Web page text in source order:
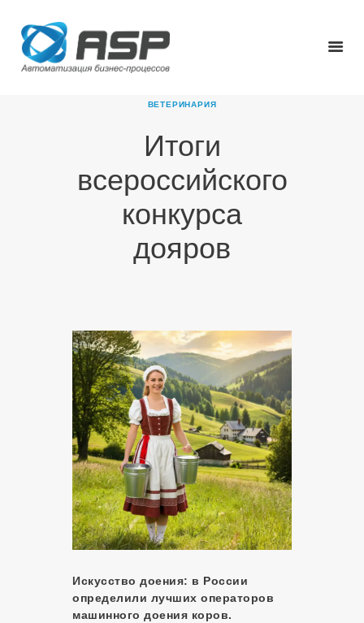
ВЕТЕРИНАРИЯ
Итоги
всероссийского
конкурса
дояров
О КОМПАНИИ
НОВОСТИ
КАРЬЕРА
Искусство доения: в России
определили лучших операторов
машинного доения коров.